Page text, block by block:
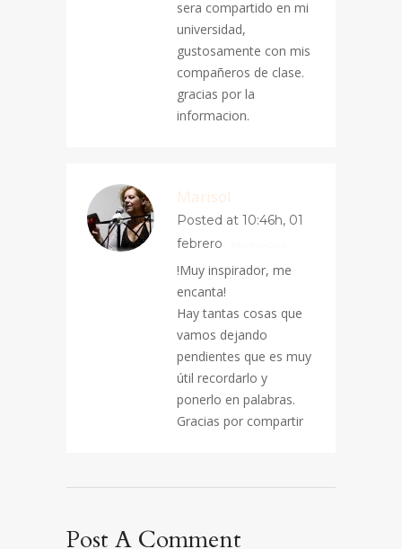
sera compartido en mi
universidad,
gustosamente con mis
compañeros de clase.
gracias por la
informacion.
Marisol
Posted at 10:46h, 01
febrero
!Muy inspirador, me
encanta!
Hay tantas cosas que
vamos dejando
pendientes que es muy
útil recordarlo y
ponerlo en palabras.
Gracias por compartir
Post A Comment